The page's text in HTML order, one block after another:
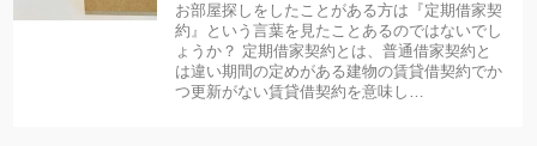
お部屋探しをしたことがある方は『定期借家契
約』という言葉を見たことあるのではないでし
ょうか？ 定期借家契約とは、普通借家契約と
は違い期間の定めがある建物の賃貸借契約でか
つ更新がない賃貸借契約を意味し…